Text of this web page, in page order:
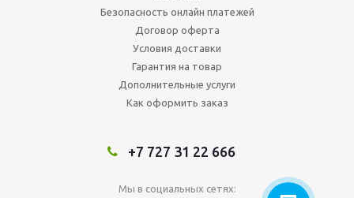
Безопасность онлайн платежей
Договор оферта
Условия доставки
Гарантия на товар
Дополнительные услуги
Как оформить заказ
+7 727 31 22 666
Мы в социальных сетях: